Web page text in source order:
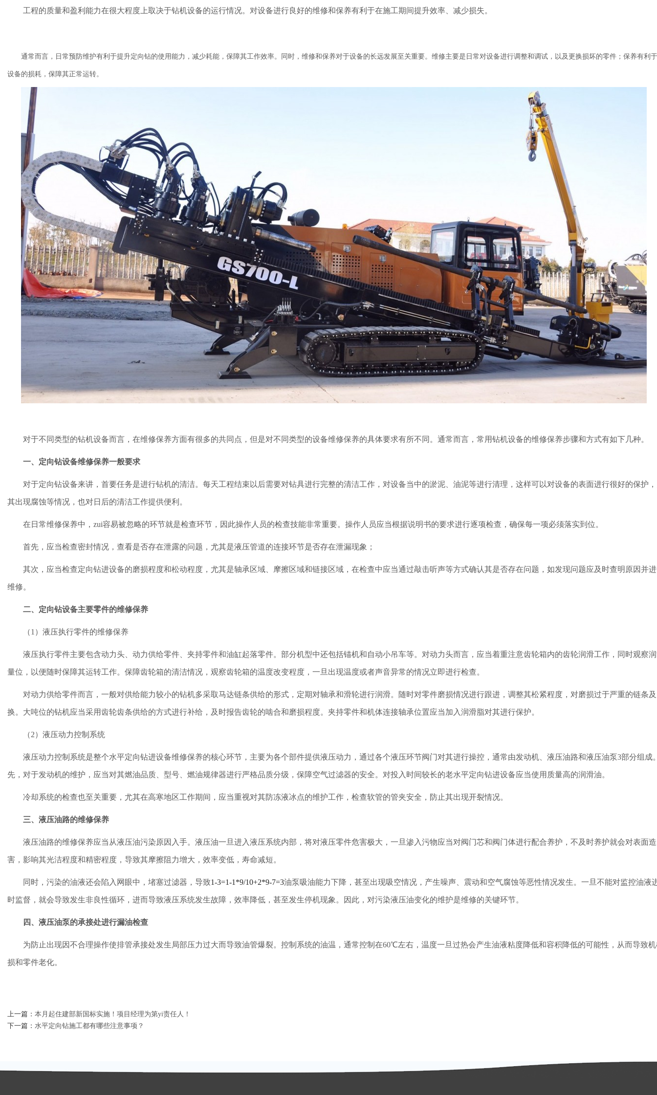
工程的质量和盈利能力在很大程度上取决于钻机设备的运行情况。对设备进行良好的维修和保养有利于在施工期间提升效率、减少损失。
通常而言，日常预防维护有利于提升定向钻的使用能力，减少耗能，保障其工作效率。同时，维修和保养对于设备的长远发展至关重要。维修主要是日常对设备进行调整和调试，以及更换损坏的零件；保养有利
设备的损耗，保障其正常运转。
对于不同类型的钻机设备而言，在维修保养方面有很多的共同点，但是对不同类型的设备维修保养的具体要求有所不同。通常而言，常用钻机设备的维修保养步骤和方式有如下几种。
一、定向钻设备维修保养一般要求
对于定向钻设备来讲，首要任务是进行钻机的清洁。每天工程结束以后需要对钻具进行完整的清洁工作，对设备当中的淤泥、油泥等进行清理，这样可以对设备的表面进行很好的保护
其出现腐蚀等情况，也对日后的清洁工作提供便利。
在日常维修保养中，zui容易被忽略的环节就是检查环节，因此操作人员的检查技能非常重要。操作人员应当根据说明书的要求进行逐项检查，确保每一项必须落实到位。
首先，应当检查密封情况，查看是否存在泄露的问题，尤其是液压管道的连接环节是否存在泄漏现象；
其次，应当检查定向钻进设备的磨损程度和松动程度，尤其是轴承区域、摩擦区域和链接区域，在检查中应当通过敲击听声等方式确认其是否存在问题，如发现问题应及时查明原因并
维修。
二、定向钻设备主要零件的维修保养
（1）液压执行零件的维修保养
液压执行零件主要包含动力头、动力供给零件、夹持零件和油缸起落零件。部分机型中还包括锚机和自动小吊车等。对动力头而言，应当着重注意齿轮箱内的齿轮润滑工作，同时观察
量位，以便随时保障其运转工作。保障齿轮箱的清洁情况，观察齿轮箱的温度改变程度，一旦出现温度或者声音异常的情况立即进行检查。
对动力供给零件而言，一般对供给能力较小的钻机多采取马达链条供给的形式，定期对轴承和滑轮进行润滑。随时对零件磨损情况进行跟进，调整其松紧程度，对磨损过于严重的链条
换。大吨位的钻机应当采用齿轮齿条供给的方式进行补给，及时报告齿轮的啮合和磨损程度。夹持零件和机体连接轴承位置应当加入润滑脂对其进行保护。
（2）液压动力控制系统
液压动力控制系统是整个水平定向钻进设备维修保养的核心环节，主要为各个部件提供液压动力，通过各个液压环节阀门对其进行操控，通常由发动机、液压油路和液压油泵3部分组成
先，对于发动机的维护，应当对其燃油品质、型号、燃油规律器进行严格品质分级，保障空气过滤器的安全。对投入时间较长的老水平定向钻进设备应当使用质量高的润滑油。
冷却系统的检查也至关重要，尤其在高寒地区工作期间，应当重视对其防冻液冰点的维护工作，检查软管的管夹安全，防止其出现开裂情况。
三、液压油路的维修保养
液压油路的维修保养应当从液压油污染原因入手。液压油一旦进入液压系统内部，将对液压零件危害极大，一旦渗入污物应当对阀门芯和阀门体进行配合养护，不及时养护就会对表面
害，影响其光洁程度和精密程度，导致其摩擦阻力增大，效率变低，寿命减短。
同时，污染的油液还会陷入网眼中，堵塞过滤器，导致1-3=1-1*9/10+2*9-7=3油泵吸油能力下降，甚至出现吸空情况，产生噪声、震动和空气腐蚀等恶性情况发生。一旦不能对监控油液
时监督，就会导致发生非良性循环，进而导致液压系统发生故障，效率降低，甚至发生停机现象。因此，对污染液压油变化的维护是维修的关键环节。
四、液压油泵的承接处进行漏油检查
为防止出现因不合理操作使排管承接处发生局部压力过大而导致油管爆裂。控制系统的油温，通常控制在60℃左右，温度一旦过热会产生油液粘度降低和容积降低的可能性，从而导致
损和零件老化。
上一篇： 本月起住建部新国标实施！项目经理为第yi责任人！
下一篇： 水平定向钻施工都有哪些注意事项？